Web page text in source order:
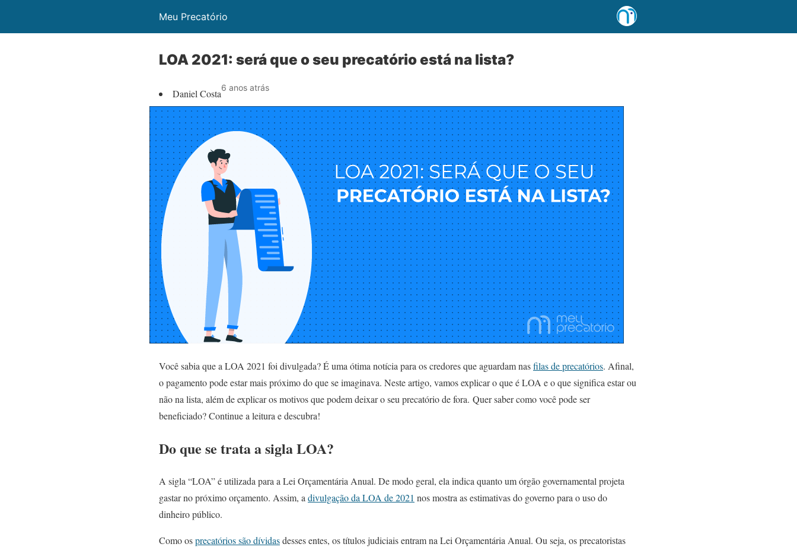
Meu Precatório
LOA 2021: será que o seu precatório está na lista?
Daniel Costa6 anos atrás
Você sabia que a LOA 2021 foi divulgada? É uma ótima notícia para os credores que aguardam nasfilas de precatórios. Afinal,
o pagamento pode estar mais próximo do que se imaginava. Neste artigo, vamos explicar o que é LOA e o que significa estar ou
não na lista, além de explicar os motivos que podem deixar o seu precatório de fora. Quer saber como você pode ser
beneficiado? Continue a leitura e descubra!
Do que se trata a sigla LOA?
A sigla “LOA” é utilizada para a Lei Orçamentária Anual. De modo geral, ela indica quanto um órgão governamental projeta
gastar no próximo orçamento. Assim, a divulgação da LOA de 2021 nos mostra as estimativas do governo para o uso do
dinheiro público.
Como osprecatórios são dívidasdesses entes, os títulos judiciais entram na Lei Orçamentária Anual. Ou seja, os precatoristas